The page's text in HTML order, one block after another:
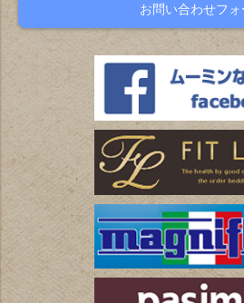
お問い合わせフォ